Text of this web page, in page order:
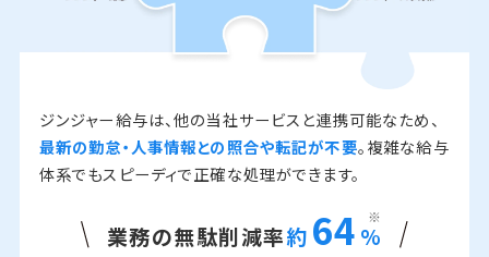
ジンジャー給与は、他の当社サービスと連携可能なため、
最新の勤怠・人事情報との照合や転記が不要。複雑な給与
体系でもスピーディで正確な処理ができます。
業務の無駄削減率約 64 %
※